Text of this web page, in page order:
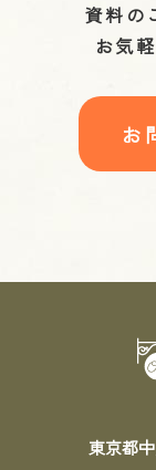
資料の
お気
お
東京都